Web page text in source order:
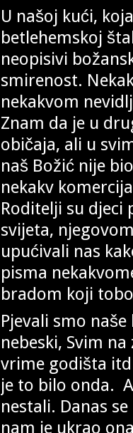
U našoj kući,
betlehemskoj
neopisivi
smirenost.
nekakvom
Znam da je u
običaja, ali u
naš Božić nije
nekakv
Roditelji su djeci
svijeta,
upućivali nas
pisma
bradom koji
Pjevali smo
nebeski, Svim
vrime godišta
je to bilo onda.
nestali. Danas
nam je ukrao